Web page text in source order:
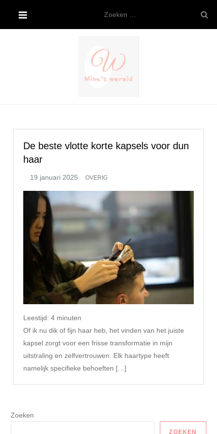
de
naar:
De beste vlotte korte kapsels voor dun
haar
OVERIG
Leestijd: 4 minuten
Of ik nu dik of fijn haar heb, het vinden van het juiste
kapsel zorgt voor een frisse transformatie in mijn
uitstraling en zelfvertrouwen. Elk haartype heeft
namelijk specifieke behoeften […]
Zoeken
ZOEKEN